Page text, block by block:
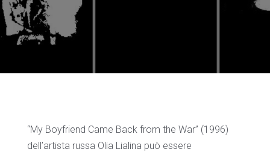
“My Boyfriend Came Back from the War” (1996)
dell’artista russa Olia Lialina può essere